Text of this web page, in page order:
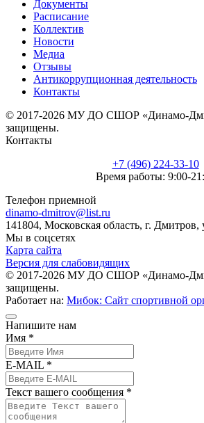
Документы
Расписание
Коллектив
Новости
Медиа
Отзывы
Антикоррупционная деятельность
Контакты
© 2017-2026 МУ ДО СШОР «Динамо-
защищены.
Контакты
+7 (496) 224-33-10
Время работы: 9:00-
Телефон приемной
dinamo-dmitrov@list.ru
141804, Московская область, г. Дмитров,
Мы в соцсетях
Карта сайта
Версия для слабовидящих
© 2017-2026 МУ ДО СШОР «Динамо-
защищены.
Работает на: Мибок: Сайт спортивной
Напишите нам
Имя *
E-MAIL *
Текст вашего сообщения *